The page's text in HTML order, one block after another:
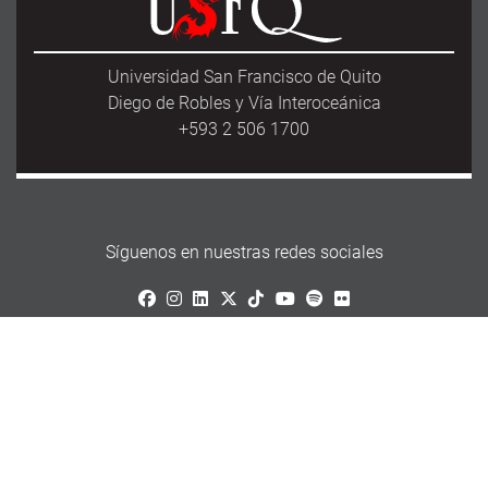
Universidad San Francisco de Quito
Diego de Robles y Vía Interoceánica
+593 2 506 1700
Síguenos en nuestras redes sociales